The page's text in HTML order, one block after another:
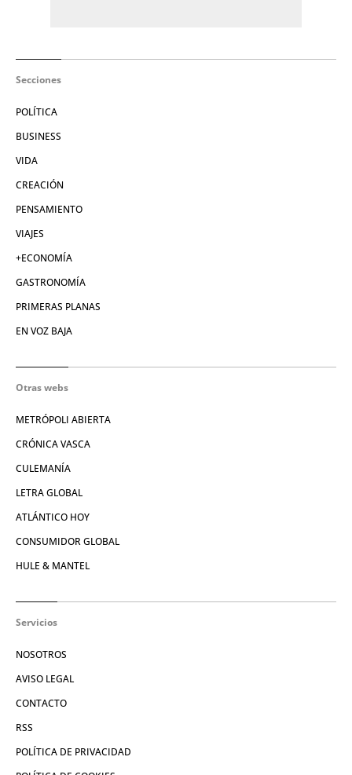
Secciones
POLÍTICA
BUSINESS
VIDA
CREACIÓN
PENSAMIENTO
VIAJES
+ECONOMÍA
GASTRONOMÍA
PRIMERAS PLANAS
EN VOZ BAJA
Otras webs
METRÓPOLI ABIERTA
CRÓNICA VASCA
CULEMANÍA
LETRA GLOBAL
ATLÁNTICO HOY
CONSUMIDOR GLOBAL
HULE & MANTEL
Servicios
NOSOTROS
AVISO LEGAL
CONTACTO
RSS
POLÍTICA DE PRIVACIDAD